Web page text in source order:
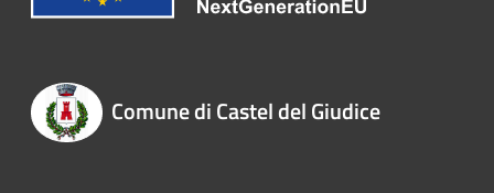
Comune di Castel del Giudice